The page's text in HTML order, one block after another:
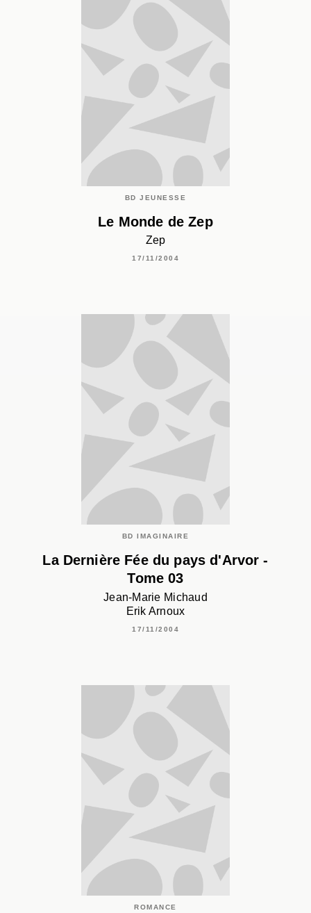
BD JEUNESSE
Le Monde de Zep
Zep
17/11/2004
BD IMAGINAIRE
La Dernière Fée du pays d'Arvor -
Tome 03
Jean-Marie Michaud
Erik Arnoux
17/11/2004
ROMANCE